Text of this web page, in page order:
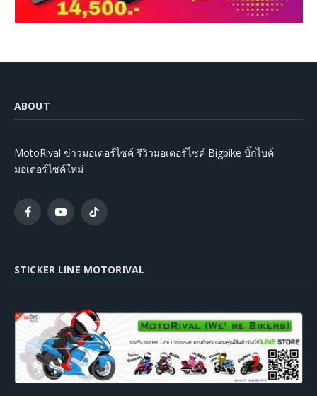
ABOUT
MotoRival ข่าวมอเตอร์ไซค์ รีวิวมอเตอร์ไซค์ Bigbike บิ๊กไบค์
มอเตอร์ไซค์ใหม่
FacebookYouTubeTikTok
STICKER LINE MOTORIVAL